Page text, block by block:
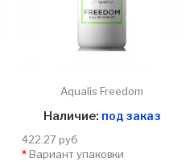
Aqualis Freedom
Наличие: под заказ
422.27 руб
Вариант упаковки